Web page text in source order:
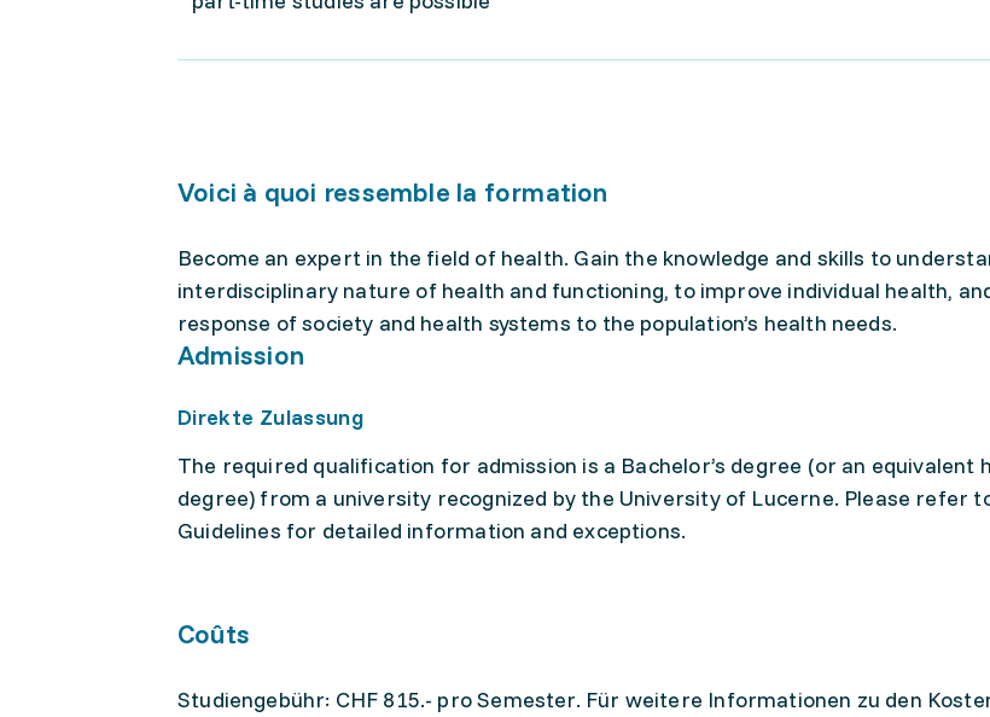
Voici à quoi ressemble la formation
Become an expert in the field of health. Gain the knowledge and skills to
interdisciplinary nature of health and functioning, to improve individual health,
response of society and health systems to the population’s health needs.
Admission
Direkte Zulassung
The required qualification for admission is a Bachelor’s degree (or an equivalent
degree) from a university recognized by the University of Lucerne. Please refer
Guidelines for detailed information and exceptions.
Coûts
Studiengebühr: CHF 815.- pro Semester. Für weitere Informationen zu den